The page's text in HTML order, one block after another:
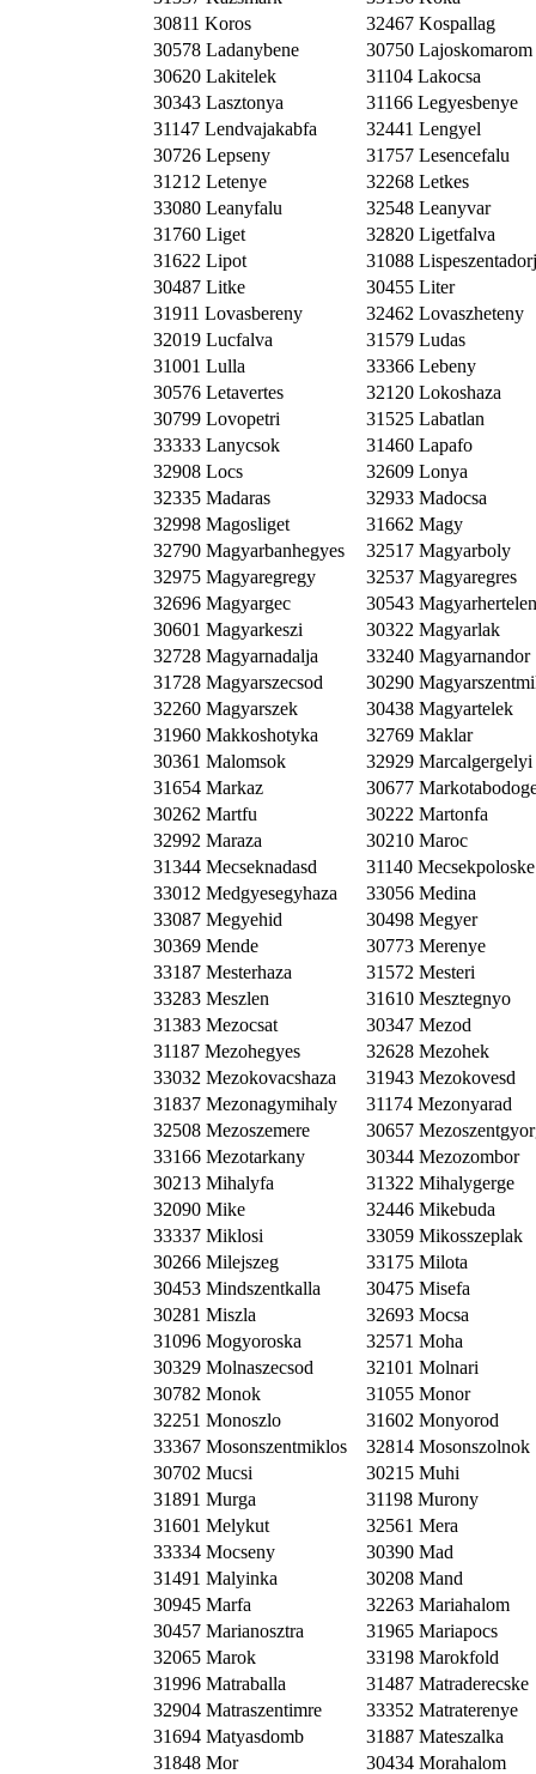
30811 Koros
32467 Kospallag
30578 Ladanybene
30750 Lajoskomarom
30620 Lakitelek
31104 Lakocsa
30343 Lasztonya
31166 Legyesbenye
31147 Lendvajakabfa
32441 Lengyel
30726 Lepseny
31757 Lesencefalu
31212 Letenye
32268 Letkes
33080 Leanyfalu
32548 Leanyvar
31760 Liget
32820 Ligetfalva
31622 Lipot
31088
30487 Litke
30455 Liter
31911 Lovasbereny
32462 Lovaszheteny
32019 Lucfalva
31579 Ludas
31001 Lulla
33366 Lebeny
30576 Letavertes
32120 Lokoshaza
30799 Lovopetri
31525 Labatlan
33333 Lanycsok
31460 Lapafo
32908 Locs
32609 Lonya
32335 Madaras
32933 Madocsa
32998 Magosliget
31662 Magy
32790 Magyarbanhegyes
32517 Magyarboly
32975 Magyaregregy
32537 Magyaregres
32696 Magyargec
30543
30601 Magyarkeszi
30322 Magyarlak
32728 Magyarnadalja
33240 Magyarnandor
31728 Magyarszecsod
30290
32260 Magyarszek
30438 Magyartelek
31960 Makkoshotyka
32769 Maklar
30361 Malomsok
32929 Marcalgergelyi
31654 Markaz
30677
30262 Martfu
30222 Martonfa
32992 Maraza
30210 Maroc
31344 Mecseknadasd
31140 Mecsekpoloske
33012 Medgyesegyhaza
33056 Medina
33087 Megyehid
30498 Megyer
30369 Mende
30773 Merenye
33187 Mesterhaza
31572 Mesteri
33283 Meszlen
31610 Mesztegnyo
31383 Mezocsat
30347 Mezod
31187 Mezohegyes
32628 Mezohek
33032 Mezokovacshaza
31943 Mezokovesd
31837 Mezonagymihaly
31174 Mezonyarad
32508 Mezoszemere
30657
33166 Mezotarkany
30344 Mezozombor
30213 Mihalyfa
31322 Mihalygerge
32090 Mike
32446 Mikebuda
33337 Miklosi
33059 Mikosszeplak
30266 Milejszeg
33175 Milota
30453 Mindszentkalla
30475 Misefa
30281 Miszla
32693 Mocsa
31096 Mogyoroska
32571 Moha
30329 Molnaszecsod
32101 Molnari
30782 Monok
31055 Monor
32251 Monoszlo
31602 Monyorod
33367 Mosonszentmiklos
32814 Mosonszolnok
30702 Mucsi
30215 Muhi
31891 Murga
31198 Murony
31601 Melykut
32561 Mera
33334 Mocseny
30390 Mad
31491 Malyinka
30208 Mand
30945 Marfa
32263 Mariahalom
30457 Marianosztra
31965 Mariapocs
32065 Marok
33198 Marokfold
31996 Matraballa
31487 Matraderecske
32904 Matraszentimre
33352 Matraterenye
31694 Matyasdomb
31887 Mateszalka
31848 Mor
30434 Morahalom